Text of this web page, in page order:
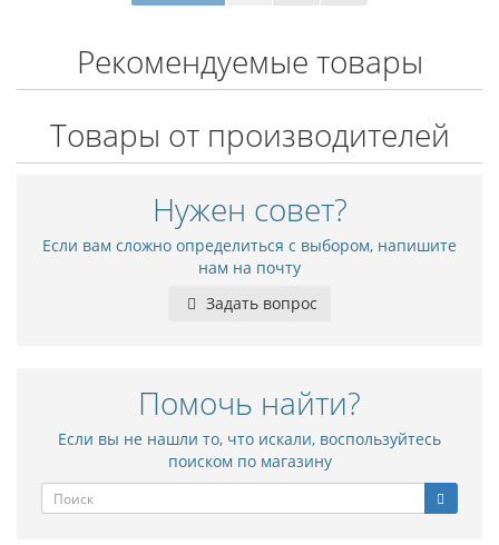
Рекомендуемые товары
Товары от производителей
Нужен совет?
Если вам сложно определиться с выбором, напишите
нам на почту
Задать вопрос
Помочь найти?
Если вы не нашли то, что искали, воспользуйтесь
поиском по магазину